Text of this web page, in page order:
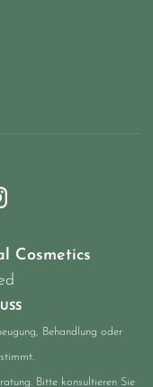
Cosmetics
Behandlung oder
Bitte konsultieren Sie